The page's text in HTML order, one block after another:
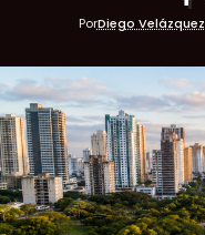
PorDiego Velázquez